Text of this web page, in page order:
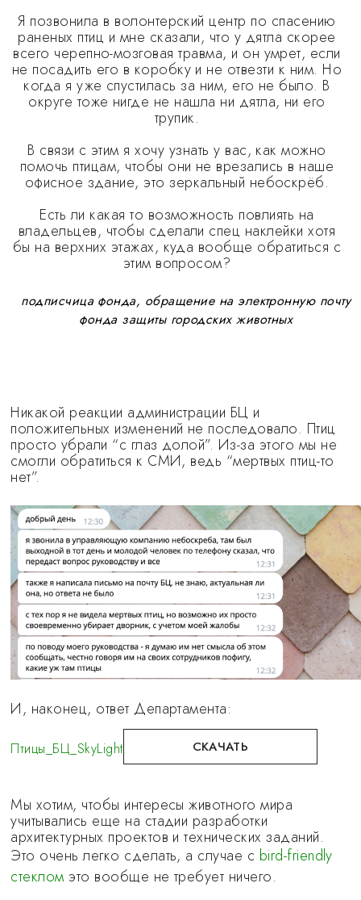
Я позвонила в волонтерский центр по спасению
раненых птиц и мне сказали, что у дятла скорее
всего черепно-мозговая травма, и он умрет, если
не посадить его в коробку и не отвезти к ним. Но
когда я уже спустилась за ним, его не было. В
округе тоже нигде не нашла ни дятла, ни его
трупик.
В связи с этим я хочу узнать у вас, как можно
помочь птицам, чтобы они не врезались в наше
офисное здание, это зеркальный небоскрёб.
Есть ли какая то возможность повлиять на
владельцев, чтобы сделали спец наклейки хотя
бы на верхних этажах, куда вообще обратиться с
этим вопросом?
подписчица фонда, обращение на электронную почту
фонда защиты городских животных
Никакой реакции администрации БЦ и
положительных изменений не последовало. Птиц
просто убрали “с глаз долой”. Из-за этого мы не
смогли обратиться к СМИ, ведь “мертвых птиц-то
нет”.
И, наконец, ответ Департамента:
Птицы_БЦ_SkyLight СКАЧАТЬ
Мы хотим, чтобы интересы животного мира
учитывались еще на стадии разработки
архитектурных проектов и технических заданий.
Это очень легко сделать, а случае с bird-friendly
стеклом это вообще не требует ничего.